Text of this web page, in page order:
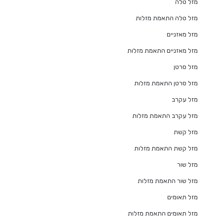
מזל טלה
מזל טלה התאמת מזלות
מזל מאזניים
מזל מאזניים התאמת מזלות
מזל סרטן
מזל סרטן התאמת מזלות
מזל עקרב
מזל עקרב התאמת מזלות
מזל קשת
מזל קשת התאמת מזלות
מזל שור
מזל שור התאמת מזלות
מזל תאומים
מזל תאומים התאמת מזלות